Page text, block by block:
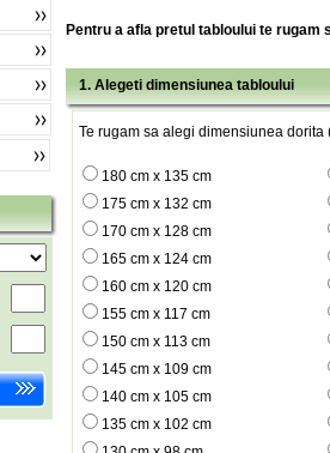
Pentru a afla pretul tabloului te rugam
1. Alegeti dimensiunea tabloului
Te rugam sa alegi dimensiunea dorita
180 cm x 135 cm
175 cm x 132 cm
170 cm x 128 cm
165 cm x 124 cm
160 cm x 120 cm
155 cm x 117 cm
150 cm x 113 cm
145 cm x 109 cm
140 cm x 105 cm
135 cm x 102 cm